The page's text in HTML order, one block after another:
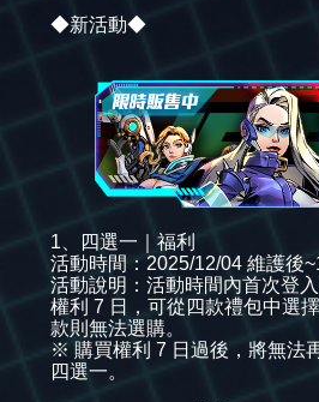
◆新活動◆
1、四選一｜福利
活動時間：2025/12/04 維護後
活動說明：活動時間內首次登
權利 7 日，可從四款禮包中選
款則無法選購。
※ 購買權利 7 日過後，將無法
四選一。